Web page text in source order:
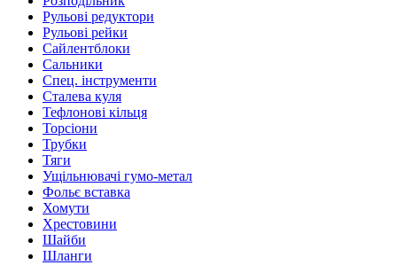
Рульові редуктори
Рульові рейки
Сайлентблоки
Сальники
Спец. інструменти
Сталева куля
Тефлонові кільця
Торсіони
Трубки
Тяги
Ущільнювачі гумо-метал
Фольє вставка
Хомути
Хрестовини
Шайби
Шланги